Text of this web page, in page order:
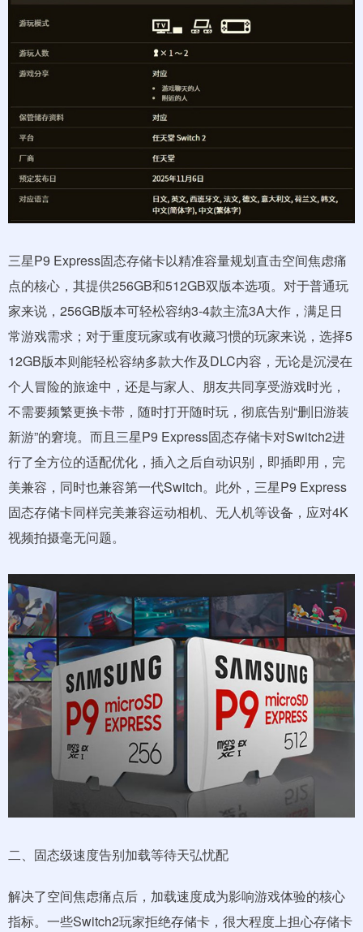
三星P9 Express固态存储卡以精准容量规划直击空间焦虑痛
点的核心，其提供256GB和512GB双版本选项。对于普通玩
家来说，256GB版本可轻松容纳3-4款主流3A大作，满足日
常游戏需求；对于重度玩家或有收藏习惯的玩家来说，选择5
12GB版本则能轻松容纳多款大作及DLC内容，无论是沉浸在
个人冒险的旅途中，还是与家人、朋友共同享受游戏时光，
不需要频繁更换卡带，随时打开随时玩，彻底告别“删旧游装
新游”的窘境。而且三星P9 Express固态存储卡对Switch2进
行了全方位的适配优化，插入之后自动识别，即插即用，完
美兼容，同时也兼容第一代Switch。此外，三星P9 Express
固态存储卡同样完美兼容运动相机、无人机等设备，应对4K
视频拍摄毫无问题。
二、固态级速度告别加载等待天弘忧配
解决了空间焦虑痛点后，加载速度成为影响游戏体验的核心
指标。一些Switch2玩家拒绝存储卡，很大程度上担心存储卡